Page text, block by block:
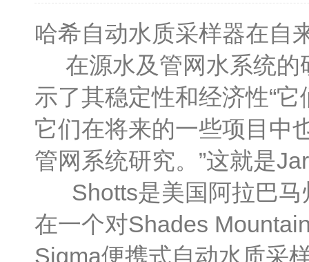
哈希自动水质采样器在自
在源水及管网水系统的
示了其稳定性和经济性“
它们在将来的一些项目中
管网系统研究。”这就是
Shotts是美国阿拉巴马
在一个对Shades
Sigma便携式自动水质采